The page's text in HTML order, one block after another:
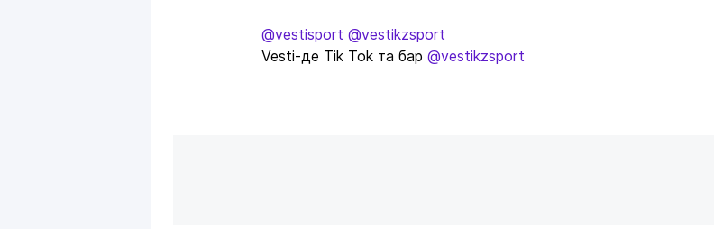
@vestisport @vestikzsport
Vesti-де Tik Tok та бар @vestikzsport